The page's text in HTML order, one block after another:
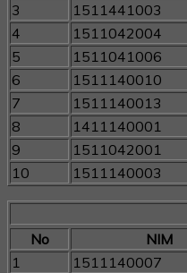
3
1511441003
4
1511042004
5
1511041006
6
1511140010
7
1511140013
8
1411140001
9
1511042001
10
1511140003
No
NIM
1
1511140007